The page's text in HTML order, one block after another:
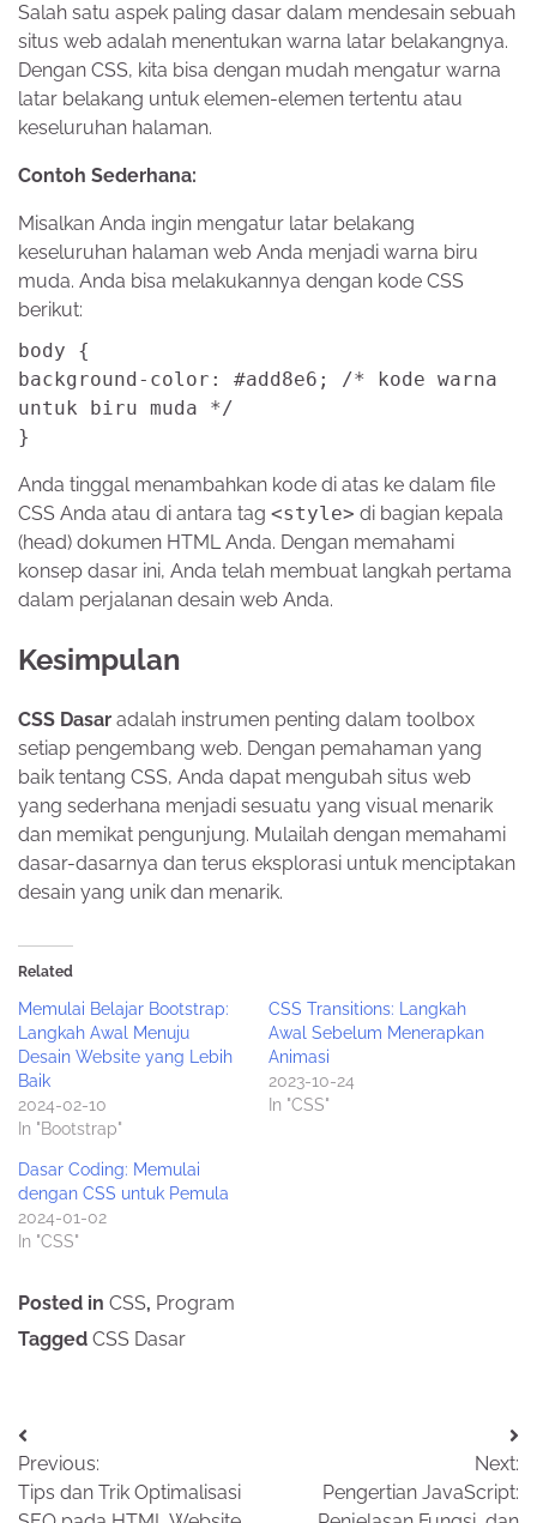
Salah satu aspek paling dasar dalam mendesain sebuah
situs web adalah menentukan warna latar belakangnya.
Dengan CSS, kita bisa dengan mudah mengatur warna
latar belakang untuk elemen-elemen tertentu atau
keseluruhan halaman.
Contoh Sederhana:
Misalkan Anda ingin mengatur latar belakang
keseluruhan halaman web Anda menjadi warna biru
muda. Anda bisa melakukannya dengan kode CSS
berikut:
body {
background-color : #add8e6 ; /* kode warna
untuk biru muda */
}
Anda tinggal menambahkan kode di atas ke dalam file
CSS Anda atau di antara tag <style> di bagian kepala
(head) dokumen HTML Anda. Dengan memahami
konsep dasar ini, Anda telah membuat langkah pertama
dalam perjalanan desain web Anda.
Kesimpulan
CSS Dasar adalah instrumen penting dalam toolbox
setiap pengembang web. Dengan pemahaman yang
baik tentang CSS, Anda dapat mengubah situs web
yang sederhana menjadi sesuatu yang visual menarik
dan memikat pengunjung. Mulailah dengan memahami
dasar-dasarnya dan terus eksplorasi untuk menciptakan
desain yang unik dan menarik.
Related
Memulai Belajar Bootstrap:
Langkah Awal Menuju
Desain Website yang Lebih
Baik
2024-02-10
In "Bootstrap"
CSS Transitions: Langkah
Awal Sebelum Menerapkan
Animasi
2023-10-24
In "CSS"
Dasar Coding: Memulai
dengan CSS untuk Pemula
2024-01-02
In "CSS"
Posted in CSS, Program
Tagged CSS Dasar
Post
navigation
Previous:
Tips dan Trik Optimalisasi
Next:
Pengertian JavaScript: